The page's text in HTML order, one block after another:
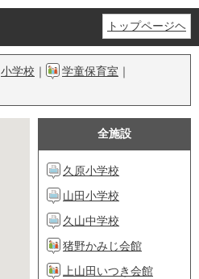
トップページヘ
小学校 ｜ 学童保育室 ｜
全施設
久原小学校
山田小学校
久山中学校
猪野かみじ会館
上山田いつき会館